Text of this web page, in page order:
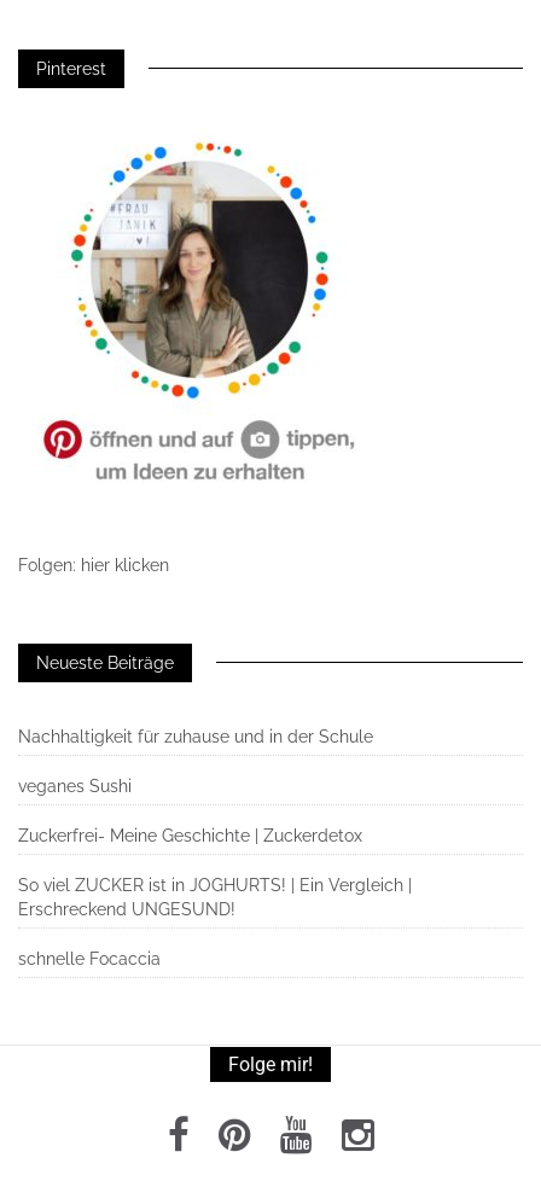
Pinterest
Folgen: hier klicken
Neueste Beiträge
Nachhaltigkeit für zuhause und in der Schule
veganes Sushi
Zuckerfrei- Meine Geschichte | Zuckerdetox
So viel ZUCKER ist in JOGHURTS! | Ein Vergleich |
Erschreckend UNGESUND!
schnelle Focaccia
Folge mir!